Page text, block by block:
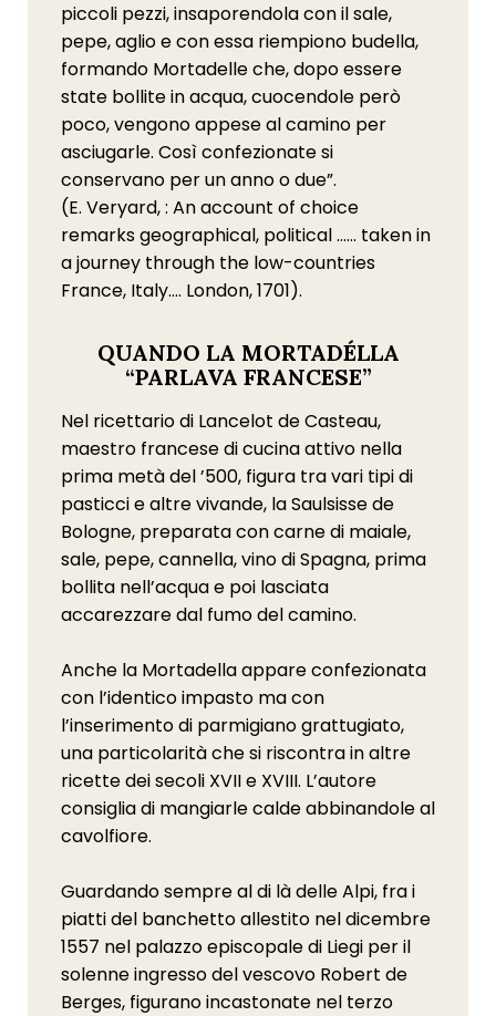
piccoli pezzi, insaporendola con il sale,
pepe, aglio e con essa riempiono budella,
formando Mortadelle che, dopo essere
state bollite in acqua, cuocendole però
poco, vengono appese al camino per
asciugarle. Così confezionate si
conservano per un anno o due”.
(E. Veryard, : An account of choice
remarks geographical, political …… taken in
a journey through the low-countries
France, Italy.… London, 1701).
QUANDO LA MORTADÉLLA
“PARLAVA FRANCESE”
Nel ricettario di Lancelot de Casteau,
maestro francese di cucina attivo nella
prima metà del ’500, figura tra vari tipi di
pasticci e altre vivande, la Saulsisse de
Bologne, preparata con carne di maiale,
sale, pepe, cannella, vino di Spagna, prima
bollita nell’acqua e poi lasciata
accarezzare dal fumo del camino.
Anche la Mortadella appare confezionata
con l’identico impasto ma con
l’inserimento di parmigiano grattugiato,
una particolarità che si riscontra in altre
ricette dei secoli XVII e XVIII. L’autore
consiglia di mangiarle calde abbinandole al
cavolfiore.
Guardando sempre al di là delle Alpi, fra i
piatti del banchetto allestito nel dicembre
1557 nel palazzo episcopale di Liegi per il
solenne ingresso del vescovo Robert de
Berges, figurano incastonate nel terzo